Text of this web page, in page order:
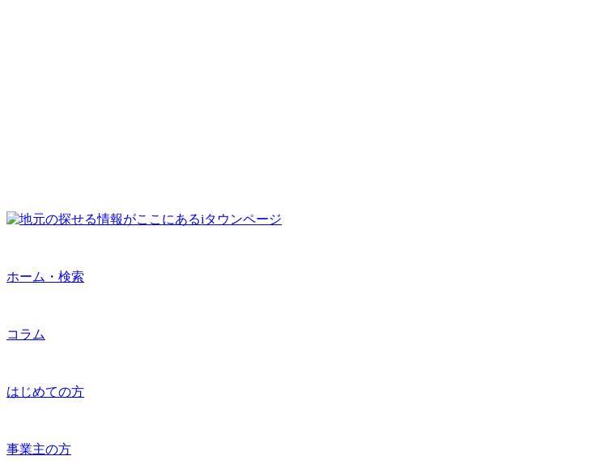
ホーム・検索
コラム
はじめての方
事業主の方